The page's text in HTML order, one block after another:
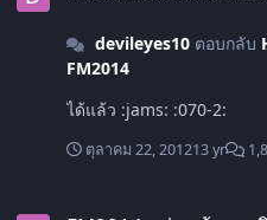
devileyes10ตอบกลับ
FM2014
ได้แล้ว :jams: :070-2:
ตุลาคม 22, 201213 yr